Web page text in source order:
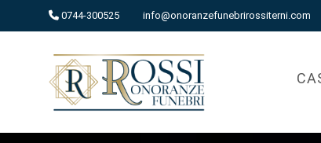
0744-300525 info@onoranzefunebrirossiterni.com